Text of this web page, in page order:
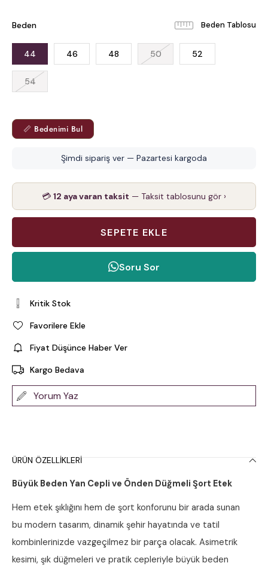
Beden Beden Tablosu
44 46 48 50 52
54
📏 Bedenimi Bul
Şimdi sipariş ver — Pazartesi kargoda
💳 12 aya varan taksit — Taksit tablosunu gör ›
Soru Sor
Kritik Stok
Favorilere Ekle
Fiyat Düşünce Haber Ver
Kargo Bedava
Yorum Yaz
ÜRÜN ÖZELLIKLERI
Büyük Beden Yan Cepli ve Önden Düğmeli Şort Etek
Hem etek şıklığını hem de şort konforunu bir arada sunan
bu modern tasarım, dinamik şehir hayatında ve tatil
kombinlerinizde vazgeçilmez bir parça olacak. Asimetrik
kesimi, şık düğmeleri ve pratik cepleriyle büyük beden